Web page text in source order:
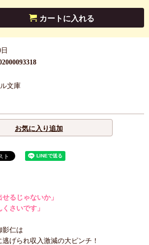
カートに入れる
文庫
お気に入り追加
るじゃないか」
さいです」
影仁は
げられ収入激減の大ピンチ！